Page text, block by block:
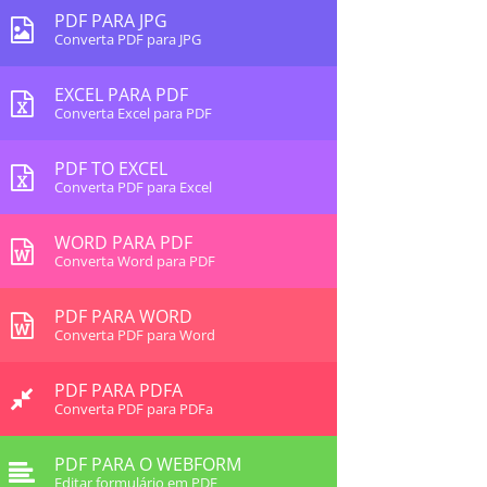
PDF PARA JPG
Converta PDF para JPG
EXCEL PARA PDF
Converta Excel para PDF
PDF TO EXCEL
Converta PDF para Excel
WORD PARA PDF
Converta Word para PDF
PDF PARA WORD
Converta PDF para Word
PDF PARA PDFA
Converta PDF para PDFa
PDF PARA O WEBFORM
Editar formulário em PDF